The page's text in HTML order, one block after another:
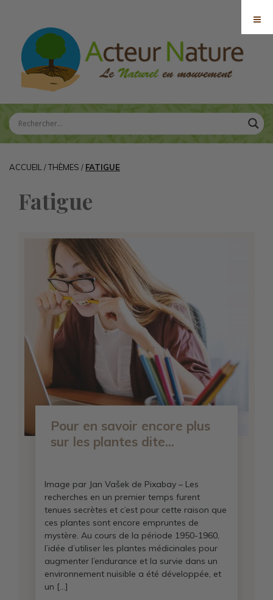
ACCUEIL /THÈMES / FATIGUE
Fatigue
Pour en savoir encore plus
sur les plantes dite...
Image par Jan Vašek de Pixabay – Les
recherches en un premier temps furent
tenues secrètes et c’est pour cette raison que
ces plantes sont encore empruntes de
mystère. Au cours de la période 1950-1960,
l’idée d’utiliser les plantes médicinales pour
augmenter l’endurance et la survie dans un
environnement nuisible a été développée, et
un […]